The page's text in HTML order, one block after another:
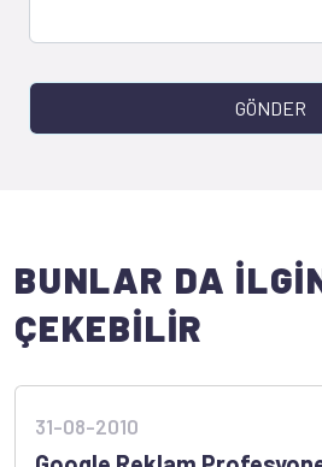
GÖNDER
BUNLAR DA
ÇEKEBİLİR
31-08-2010